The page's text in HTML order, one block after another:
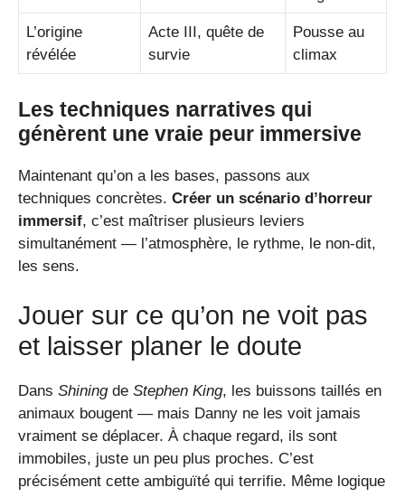
L’origine
révélée
Acte III, quête de
survie
Pousse au
climax
Les techniques narratives qui
génèrent une vraie peur immersive
Maintenant qu’on a les bases, passons aux
techniques concrètes. Créer un scénario d’horreur
immersif, c’est maîtriser plusieurs leviers
simultanément — l’atmosphère, le rythme, le non-dit,
les sens.
Jouer sur ce qu’on ne voit pas
et laisser planer le doute
Dans Shiningde Stephen King, les buissons taillés en
animaux bougent — mais Danny ne les voit jamais
vraiment se déplacer. À chaque regard, ils sont
immobiles, juste un peu plus proches. C’est
précisément cette ambiguïté qui terrifie. Même logique